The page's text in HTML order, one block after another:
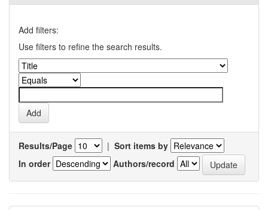
Add filters:
Use filters to refine the search results.
Results/Page | Sort items by
In order
Authors/record